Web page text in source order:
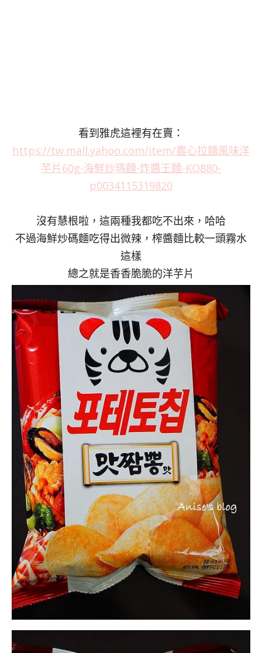
看到雅虎這裡有在賣：
https://tw.mall.yahoo.com/item/農心拉麵風味洋
芋片60g-海鮮炒瑪麵-炸醬王麵-KO880-
p0034115319820
沒有慧根啦，這兩種我都吃不出來，哈哈
不過海鮮炒碼麵吃得出微辣，榨醬麵比較一頭霧水
這樣
總之就是香香脆脆的洋芋片